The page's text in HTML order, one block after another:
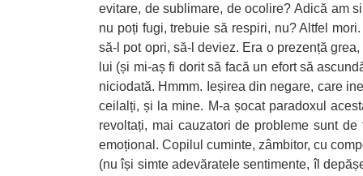
evitare, de sublimare, de ocolire? Adică am
nu poți fugi, trebuie să respiri, nu? Altfel
să-l pot opri, să-l deviez. Era o prezență
lui (și mi-aș fi dorit să facă un efort să
niciodată. Hmmm. Ieșirea din negare, care
ceilalți, și la mine. M-a șocat paradoxul
revoltați, mai cauzatori de probleme sunt
emoțional. Copilul cuminte, zâmbitor, cu
(nu își simte adevăratele sentimente, îl